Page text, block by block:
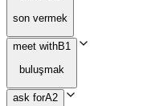
son vermek
meet withB1
buluşmak
ask forA2